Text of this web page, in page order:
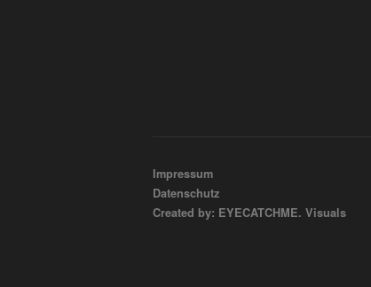
Impressum
Datenschutz
Created by: EYECATCHME. Visuals